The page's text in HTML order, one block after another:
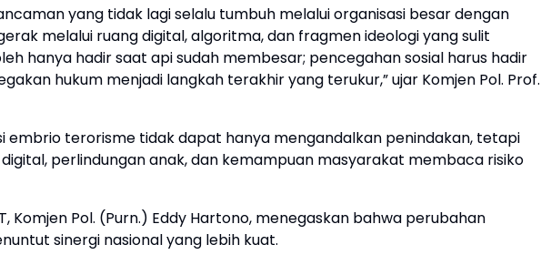
yang tidak lagi selalu tumbuh melalui organisasi besar dengan
melalui ruang digital, algoritma, dan fragmen ideologi yang sulit
hanya hadir saat api sudah membesar; pencegahan sosial harus hadir
hukum menjadi langkah terakhir yang terukur,” ujar Komjen Pol. Prof.
embrio terorisme tidak dapat hanya mengandalkan penindakan, tetapi
perlindungan anak, dan kemampuan masyarakat membaca risiko
Komjen Pol. (Purn.) Eddy Hartono, menegaskan bahwa perubahan
sinergi nasional yang lebih kuat.